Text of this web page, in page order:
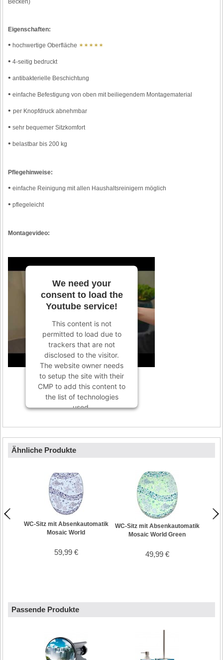
Eigenschaften:
• hochwertige Oberfläche ✶✶✶✶✶
• 4-seitig bedruckt
• antibakterielle Beschichtung
• einfache Befestigung von oben mit beiliegendem Montagematerial
•per Knopfdruck abnehmbar
• sehr bequemer Sitzkomfort
• belastbar bis 200 kg
Pflegehinweise:
• einfache Reinigung mit allen Haushaltsreinigern möglich
• pflegeleicht
Montagevideo:
We need your
consent to load the
Youtube service!
This content is not
permitted to load due to
trackers that are not
disclosed to the visitor.
The website owner needs
to setup the site with their
CMP to add this content to
the list of technologies
used.
Platform
Ähnliche Produkte
WC-Sitz mit Absenkautomatik
Mosaic World
59,99 €
WC-Sitz mit Absenkautomatik
Mosaic World Green
49,99 €
Passende Produkte